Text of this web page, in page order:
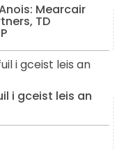
Mearcair
TD
i gceist leis an